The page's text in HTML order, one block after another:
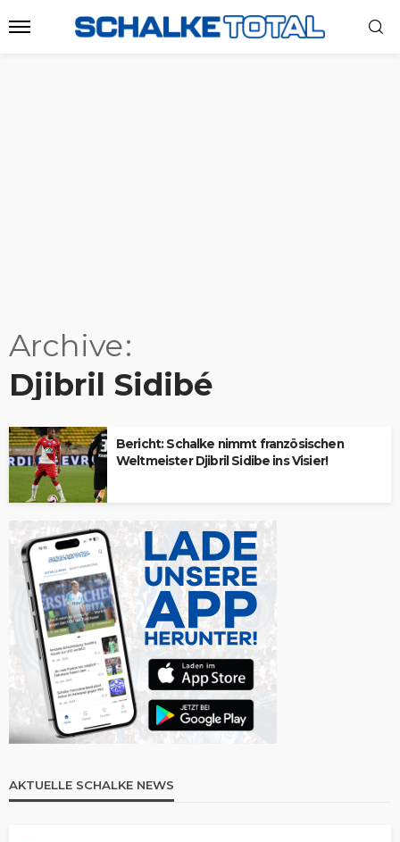
Archive
Djibril Sidibé
Bericht: Schalke nimmt französischen
Weltmeister Djibril Sidibe ins Visier!
AKTUELLE SCHALKE NEWS